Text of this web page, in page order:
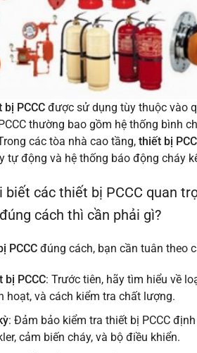
bị PCCC được sử dụng tùy thuộc vào
thường bao gồm hệ thống bình
các tòa nhà cao tầng, thiết bị
tự động và hệ thống báo động cháy
biết các thiết bị PCCC quan
đúng cách thì cần phải gì?
PCCC đúng cách, bạn cần tuân theo
bị PCCC: Trước tiên, hãy tìm hiểu về
hoạt, và cách kiểm tra chất lượng.
: Đảm bảo kiểm tra thiết bị PCCC
cảm biến cháy, và bộ điều khiển.